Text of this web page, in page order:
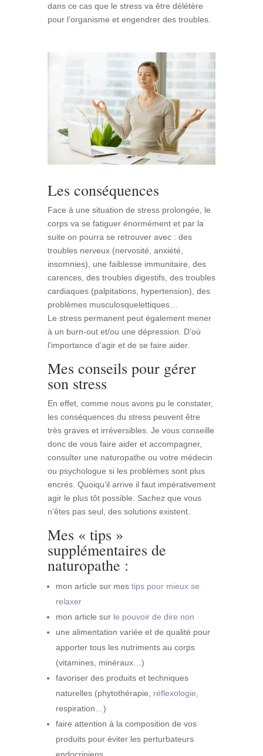
dans ce cas que le stress va être délétère
pour l’organisme et engendrer des troubles.
Les conséquences
Face à une situation de stress prolongée, le
corps va se fatiguer énormément et par la
suite on pourra se retrouver avec : des
troubles nerveux (nervosité, anxiété,
insomnies), une faiblesse immunitaire, des
carences, des troubles digestifs, des troubles
cardiaques (palpitations, hypertension), des
problèmes musculosquelettiques…
Le stress permanent peut également mener
à un burn-out et/ou une dépression. D’où
l’importance d’agir et de se faire aider.
Mes conseils pour gérer
son stress
En effet, comme nous avons pu le constater,
les conséquences du stress peuvent être
très graves et irréversibles. Je vous conseille
donc de vous faire aider et accompagner,
consulter une naturopathe ou votre médecin
ou psychologue si les problèmes sont plus
encrés. Quoiqu’il arrive il faut impérativement
agir le plus tôt possible. Sachez que vous
n’êtes pas seul, des solutions existent.
Mes « tips »
supplémentaires de
naturopathe :
mon article sur mes tips pour mieux se
relaxer
mon article sur le pouvoir de dire non
une alimentation variée et de qualité pour
apporter tous les nutriments au corps
(vitamines, minéraux…)
favoriser des produits et techniques
naturelles (phytothérapie, réflexologie
respiration…)
faire attention à la composition de vos
produits pour éviter les perturbateurs
endocriniens